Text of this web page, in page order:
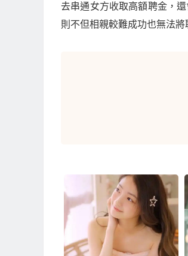
去串通女方收取高額聘金，
則不但相親較難成功也無法將